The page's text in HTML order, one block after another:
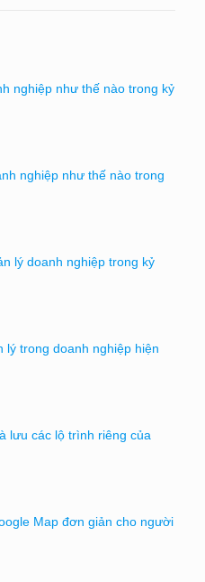
nghiệp như thế nào trong kỷ
nghiệp như thế nào trong
lý doanh nghiệp trong kỷ
lý trong doanh nghiệp hiện
lưu các lộ trình riêng của
Map đơn giản cho người